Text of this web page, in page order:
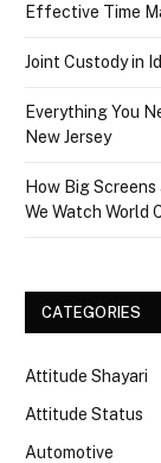
Effective Time
Joint Custody in
Everything You
New Jersey
How Big
We Watch World
CATEGORIES
Attitude Shayari
Attitude Status
Automotive